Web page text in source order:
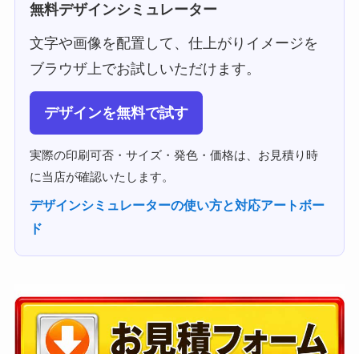
無料デザインシミュレーター
文字や画像を配置して、仕上がりイメージを
ブラウザ上でお試しいただけます。
デザインを無料で試す
実際の印刷可否・サイズ・発色・価格は、お見積り時
に当店が確認いたします。
デザインシミュレーターの使い方と対応アートボー
ド